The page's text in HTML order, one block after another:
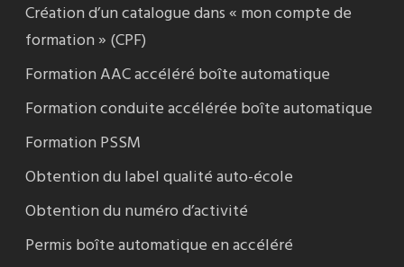
Création d’un catalogue dans « mon compte de
formation » (CPF)
Formation AAC accéléré boîte automatique
Formation conduite accélérée boîte automatique
Formation PSSM
Obtention du label qualité auto-école
Obtention du numéro d’activité
Permis boîte automatique en accéléré